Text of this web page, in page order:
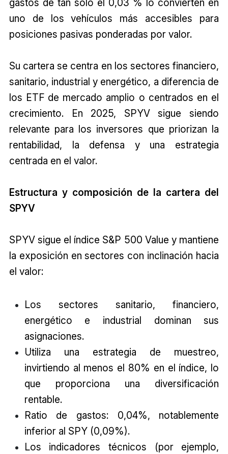
uno de los vehículos más accesibles para
posiciones pasivas ponderadas por valor.
Su cartera se centra en los sectores financiero,
sanitario, industrial y energético, a diferencia de
los ETF de mercado amplio o centrados en el
crecimiento. En 2025, SPYV sigue siendo
relevante para los inversores que priorizan la
rentabilidad, la defensa y una estrategia
centrada en el valor.
Estructura y composición de la cartera del
SPYV
SPYV sigue el índice S&P 500 Value y mantiene
la exposición en sectores con inclinación hacia
el valor:
Los sectores sanitario, financiero,
energético e industrial dominan sus
asignaciones.
Utiliza una estrategia de muestreo,
invirtiendo al menos el 80% en el índice, lo
que proporciona una diversificación
rentable.
Ratio de gastos: 0,04%, notablemente
inferior al SPY (0,09%).
Los indicadores técnicos (por ejemplo,